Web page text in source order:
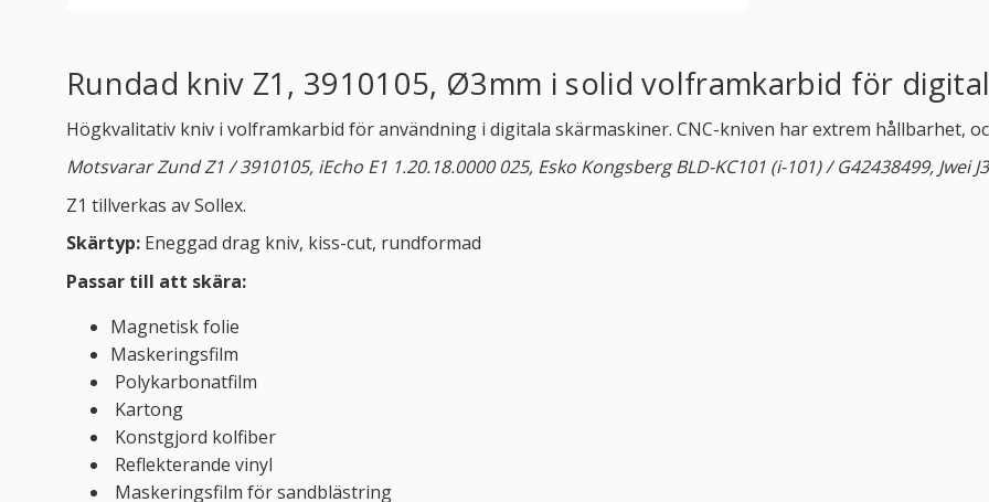
Rundad kniv Z1, 3910105, Ø3mm i solid volframkarbid för
Högkvalitativ kniv i volframkarbid för användning i digitala skärmaskiner. CNC-kniven har extrem hållbarhet,
Motsvarar Zund Z1 / 3910105, iEcho E1 1.20.18.0000 025, Esko Kongsberg BLD-KC101 (i-101) / G42438499, Jwei
Z1 tillverkas av Sollex.
Skärtyp: Eneggad drag kniv, kiss-cut, rundformad
Passar till att skära:
Magnetisk folie
Maskeringsfilm
Polykarbonatfilm
Kartong
Konstgjord kolfiber
Reflekterande vinyl
Maskeringsfilm för sandblästring